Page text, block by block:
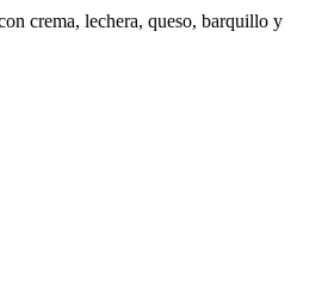
crema, lechera, queso, barquillo y